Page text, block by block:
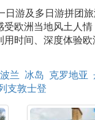
游及多日游拼团
欧洲当地风土人
时间、深度体验欧
波兰 冰岛 克罗地亚
支敦士登